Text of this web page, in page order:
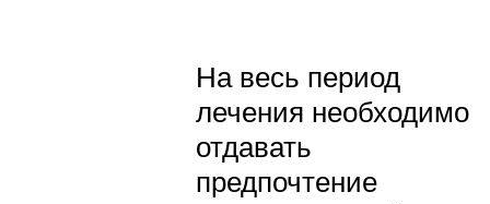
На весь период
лечения необходимо
отдавать
предпочтение